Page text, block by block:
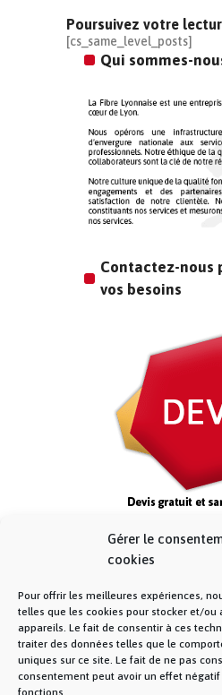
Gérer le
cookies
Pour offrir les meilleures expériences,
telles que les cookies pour stocker et/ou
appareils. Le fait de consentir à ces
traiter des données telles que le
uniques sur ce site. Le fait de ne pas
consentement peut avoir un effet
fonctions.
Poursuivez votre
[cs_same_level_posts]
Qui sommes-
Contactez-nous
vos besoins